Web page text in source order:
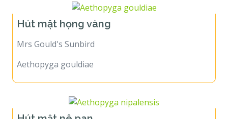
Hút mật họng vàng
Mrs Gould's Sunbird
Aethopyga gouldiae